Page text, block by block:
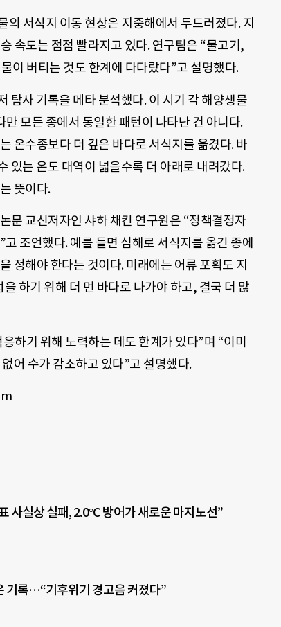
서식지 이동 현상은 지중해에서 두드러졌다. 지
속도는 점점 빨라지고 있다. 연구팀은 “물고기,
이 버티는 것도 한계에 다다랐다”고 설명했다.
탐사 기록을 메타 분석했다. 이 시기 각 해양생물
모든 종에서 동일한 패턴이 나타난 건 아니다.
온수종보다 더 깊은 바다로 서식지를 옮겼다. 바
있는 온도 대역이 넓을수록 더 아래로 내려갔다.
뜻이다.
문 교신저자인 샤하 채킨 연구원은 “정책결정자
조언했다. 예를 들면 심해로 서식지를 옮긴 종에
정해야 한다는 것이다. 미래에는 어류 포획도 지
하기 위해 더 먼 바다로 나가야 하고, 결국 더 많
하기 위해 노력하는 데도 한계가 있다”며 “이미
어 수가 감소하고 있다”고 설명했다.
사실상 실패, 2.0°C 방어가 새로운 마지노선”
기록…“기후위기 경고음 커졌다”